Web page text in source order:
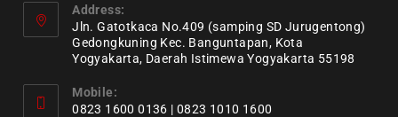
Address:
Jln. Gatotkaca No.409 (samping SD Jurugentong)
Gedongkuning Kec. Banguntapan, Kota
Yogyakarta, Daerah Istimewa Yogyakarta 55198
Mobile:
0823 1600 0136 | 0823 1010 1600